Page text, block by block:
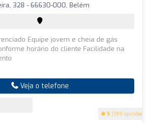
5 (199 opiniões)
328 - 66630-000, Belém
Equipe jovem e cheia de gás
horário do cliente Facilidade na
Veja o telefone